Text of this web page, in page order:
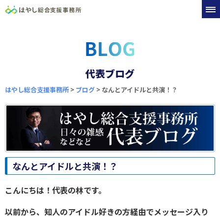
代表ブログ
はやし総合支援事務所> ブログ > なんとアイドルと共演！？
なんとアイドルと共演！？
こんにちは！代表の林です。
以前から、知人のアイドル好きの方経由でメッセージ入り